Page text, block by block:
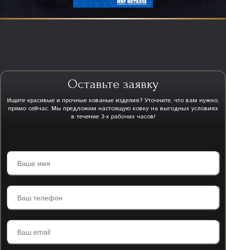
Оставьте заявку
Ищите красивые и прочные кованые изделия? Уточните, что вам нужно,
прямо сейчас. Мы предложим настоящую ковку на выгодных условиях
в течение 3-х рабочих часов!